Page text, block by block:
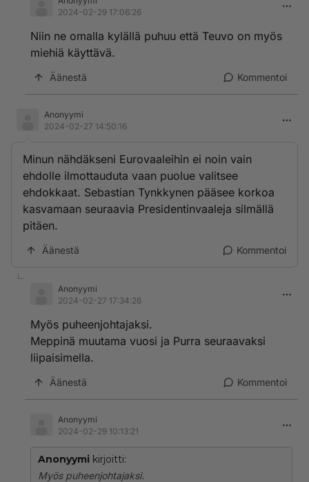
2024-02-29 17:06:26
Niin ne omalla kylällä puhuu että Teuvo on myös
miehiä käyttävä.
Äänestä Kommentoi
Anonyymi
2024-02-27 14:50:16
Minun nähdäkseni Eurovaaleihin ei noin vain
ehdolle ilmottauduta vaan puolue valitsee
ehdokkaat. Sebastian Tynkkynen pääsee korkoa
kasvamaan seuraavia Presidentinvaaleja silmällä
pitäen.
Äänestä Kommentoi
Anonyymi
2024-02-27 17:34:26
Myös puheenjohtajaksi.
Meppinä muutama vuosi ja Purra seuraavaksi
liipaisimella.
Äänestä Kommentoi
Anonyymi
2024-02-29 10:13:21
Anonyymi kirjoitti:
Myös puheenjohtajaksi.